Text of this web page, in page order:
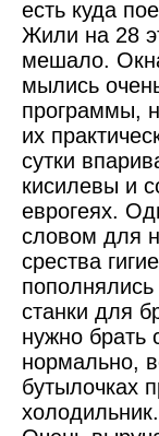
есть куда
Жили на 28
мешало.
мылись
программы,
их
сутки
кисилевы и
еврогеях.
словом для
срества
станки для
нужно брать
нормально,
бутылочках
холодильник.